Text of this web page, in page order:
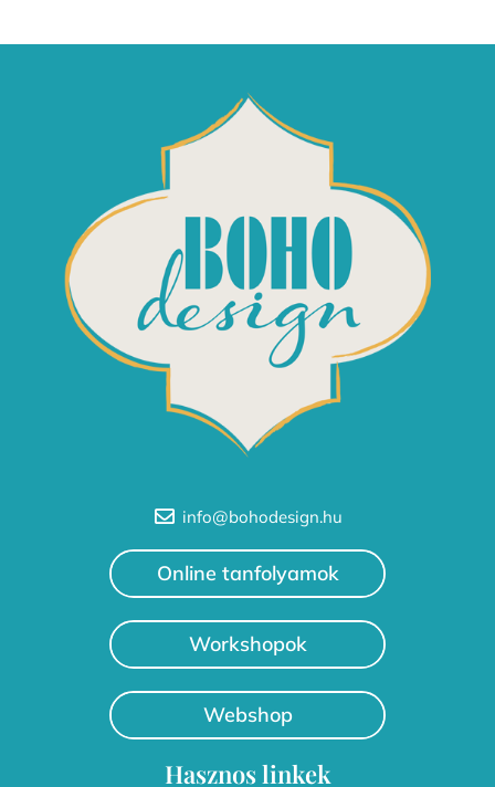
info@bohodesign.hu
Online tanfolyamok
Workshopok
Webshop
Hasznos linkek